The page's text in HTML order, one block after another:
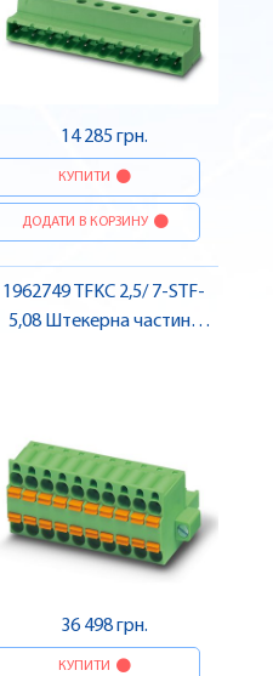
14 285 грн.
КУПИТИ
ДОДАТИ В КОРЗИНУ
1962749 TFKC 2,5/ 7-STF-
5,08 Штекерна частина
36 498 грн.
КУПИТИ